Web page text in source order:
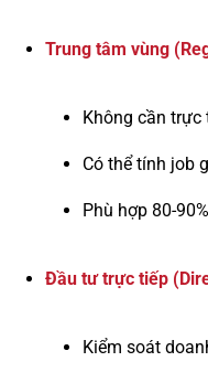
Trung tâm vùng
Không cần trực
Có thể tính job
Phù hợp 80-
Đầu tư trực tiếp
Kiểm soát